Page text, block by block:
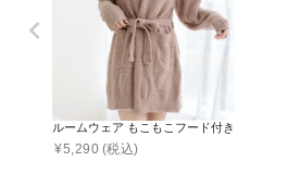
ルームウェア もこもこフード付きガウン
¥5,290 (税込)